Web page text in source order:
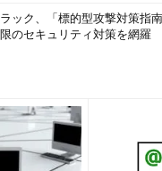
ラック、「標的型攻撃対策
限のセキュリティ対策を網羅